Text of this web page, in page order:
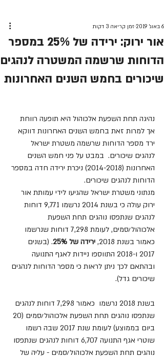
אור ירוק: ירידה של 25% במספר
הדוחות שרשמה המשטרה לנהגים
שיכורים בחמש השנים האחרונות
6 באוג׳ 2019 זמן קריאה 3 דקות
נהיגה תחת השפעת אלכוהול היא תופעה רווחת
אך למרות זאת בחמש השנים האחרונות דווקא
ירד מספר הדוחות שרשמה משטרת ישראל
לנהגים שיכורים.  במבט על פני חמש השנים
האחרונות (2014-2018) ניכרת ירידה חדה במספר
הדוחות לנהגים שיכורים.
מנתוני משטרת ישראל שהגיעו לידי עמותת אור
ירוק עולה כי בשנת 2014 נרשמו 9,771 דוחות
לנהגים שנתפסו נוהגים תחת השפעת
אלכוהול/סמים, לעומת 7,298 דוחות שנרשמו
כאמור בשנת 2018,
ירידה של 25%
. (בשנים
2017 ו-2018 התווספו ניידות לאגף התנועה
ובהתאם לכך ניתן לראות כי מספר הדוחות לנהגים
שיכורים גדל).
בשנת 2018 נרשמו  כאמור 7,298 דוחות לנהגים
ביום בממוצע) לעומת שנת 2017 שבה רשמו
שוטרי אגף התנועה 6,707 דוחות לנהגים שנתפסו
נוהגים תחת השפעת אלכוהול/סמים - עליה של